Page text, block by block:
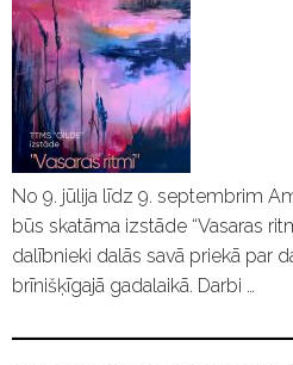
No 9. jūlija līdz 9. septembrim
būs skatāma izstāde “Vasaras
dalībnieki dalās savā priekā par
brīnišķīgajā gadalaikā. Darbi …